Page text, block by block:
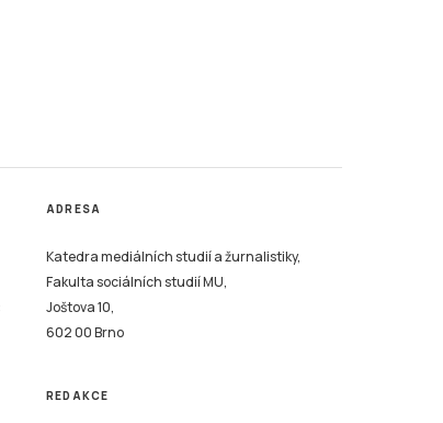
ADRESA
Katedra mediálních studií a žurnalistiky,
Fakulta sociálních studií MU,
Joštova 10,
602 00 Brno
REDAKCE